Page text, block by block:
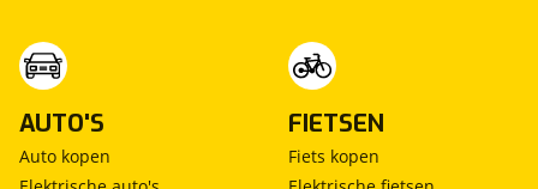
AUTO'S
Auto kopen
FIETSEN
Fiets kopen